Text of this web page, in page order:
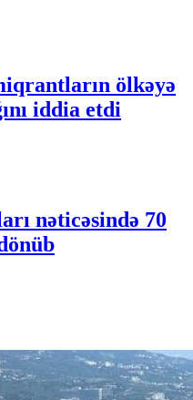
ölkəyə
iddia etdi
nəticəsində 70